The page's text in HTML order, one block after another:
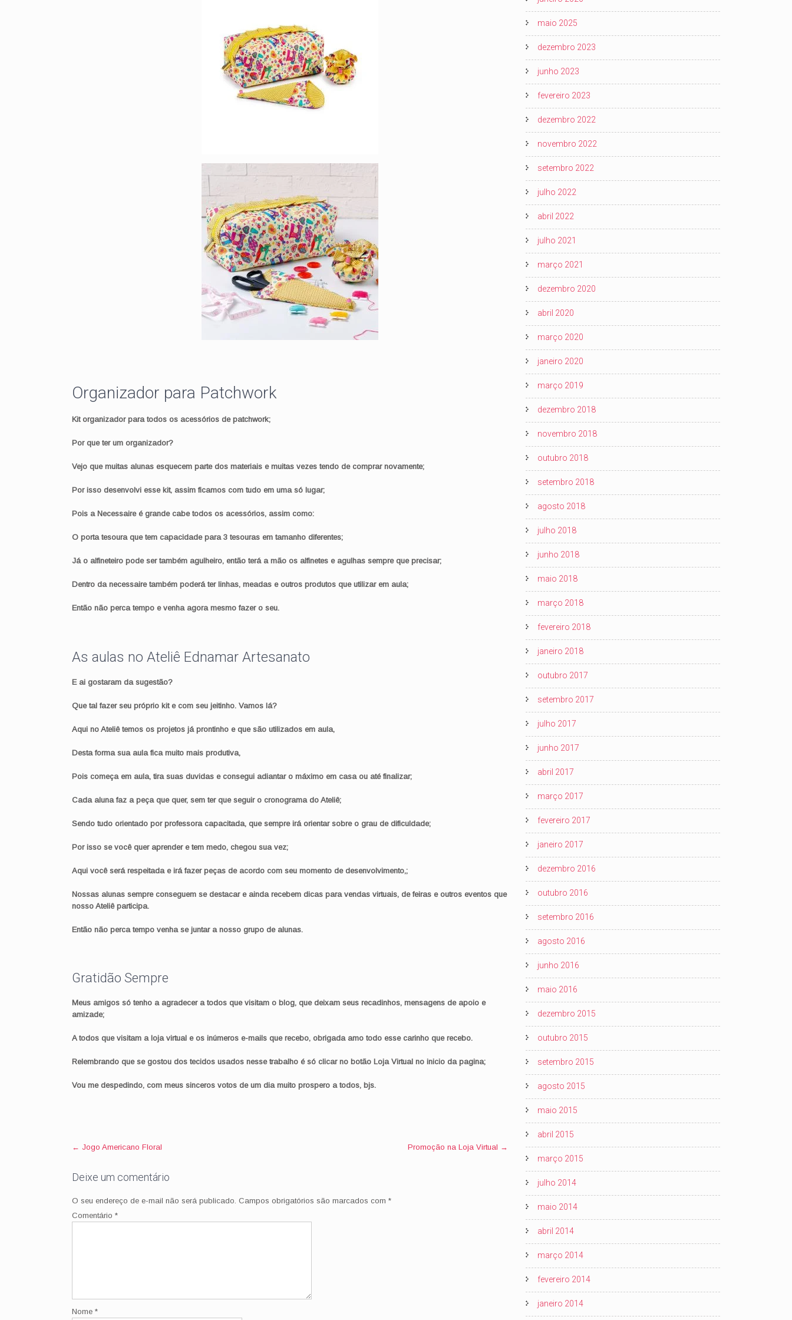
Organizador para Patchwork
Kit organizador para todos os acessórios de patchwork;
Por que ter um organizador?
Vejo que muitas alunas esquecem parte dos materiais e muitas vezes tendo de comprar novamente;
Por isso desenvolvi esse kit, assim ficamos com tudo em uma só lugar;
Pois a Necessaire é grande cabe todos os acessórios, assim como:
O porta tesoura que tem capacidade para 3 tesouras em tamanho diferentes;
Já o alfineteiro pode ser também agulheiro, então terá a mão os alfinetes e agulhas sempre que precisar;
Dentro da necessaire também poderá ter linhas, meadas e outros produtos que utilizar em aula;
Então não perca tempo e venha agora mesmo fazer o seu.
As aulas no Ateliê Ednamar Artesanato
E ai gostaram da sugestão?
Que tal fazer seu próprio kit e com seu jeitinho. Vamos lá?
Aqui no Ateliê temos os projetos já prontinho e que são utilizados em aula,
Desta forma sua aula fica muito mais produtiva,
Pois começa em aula, tira suas duvidas e consegui adiantar o máximo em casa ou até finalizar;
Cada aluna faz a peça que quer, sem ter que seguir o cronograma do Ateliê;
Sendo tudo orientado por professora capacitada, que sempre irá orientar sobre o grau de dificuldade;
Por isso se você quer aprender e tem medo, chegou sua vez;
Aqui você será respeitada e irá fazer peças de acordo com seu momento de desenvolvimento,;
Nossas alunas sempre conseguem se destacar e ainda recebem dicas para vendas virtuais, de feiras e outros eventos que
nosso Ateliê participa.
Então não perca tempo venha se juntar a nosso grupo de alunas.
Gratidão Sempre
Meus amigos só tenho a agradecer a todos que visitam o blog, que deixam seus recadinhos, mensagens de apoio e
amizade;
A todos que visitam a loja virtual e os inúmeros e-mails que recebo, obrigada amo todo esse carinho que recebo.
Relembrando que se gostou dos tecidos usados nesse trabalho é só clicar no botão Loja Virtual no inicio da pagina;
Vou me despedindo, com meus sinceros votos de um dia muito prospero a todos, bjs.
Post
← Jogo Americano Floral Promoção na Loja Virtual →
Deixe um comentário
O seu endereço de e-mail não será publicado. Campos obrigatórios são marcados com *
Comentário *
Nome *
maio 2025
dezembro 2023
junho 2023
fevereiro 2023
dezembro 2022
novembro 2022
setembro 2022
julho 2022
abril 2022
julho 2021
março 2021
dezembro 2020
abril 2020
março 2020
janeiro 2020
março 2019
dezembro 2018
novembro 2018
outubro 2018
setembro 2018
agosto 2018
julho 2018
junho 2018
maio 2018
março 2018
fevereiro 2018
janeiro 2018
outubro 2017
setembro 2017
julho 2017
junho 2017
abril 2017
março 2017
fevereiro 2017
janeiro 2017
dezembro 2016
outubro 2016
setembro 2016
agosto 2016
junho 2016
maio 2016
dezembro 2015
outubro 2015
setembro 2015
agosto 2015
maio 2015
abril 2015
março 2015
julho 2014
maio 2014
abril 2014
março 2014
fevereiro 2014
janeiro 2014